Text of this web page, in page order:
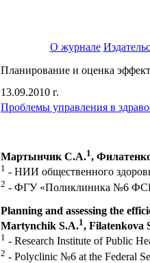
О журнале
Планирование и оценка
13.09.2010 г.
Проблемы управления в
Мартынчик С.А.1,
1 - НИИ общественного
2 - ФГУ «Поликлиника №6
Planning and assessing the
Martynchik S.A.1, Filatenkova
1 - Research Institute of Public
2 - Polyclinic №6 at the Federal